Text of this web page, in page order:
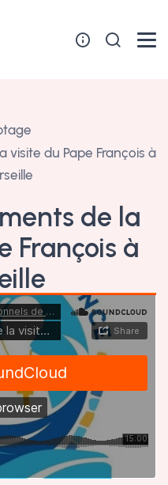
visite du Pape François à
de la
François à
2023